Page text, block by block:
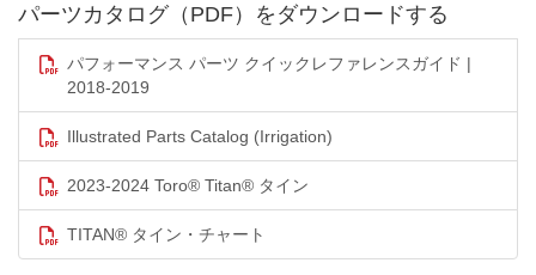
パーツカタログ（PDF）をダウンロードする
パフォーマンス パーツ クイックレファレンスガイド |
2018-2019
Illustrated Parts Catalog (Irrigation)
2023-2024 Toro® Titan® タイン
TITAN® タイン・チャート